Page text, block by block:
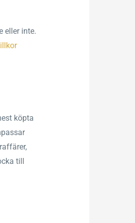
eller inte.
köpta
till